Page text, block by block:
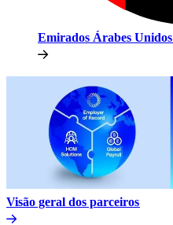
Emirados Árabes Unidos​​
Visão geral dos parceiros​​